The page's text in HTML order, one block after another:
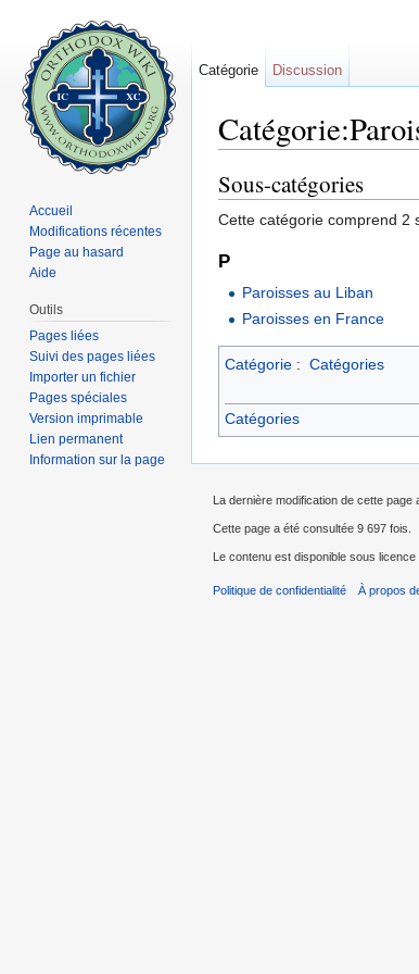
Sous-catégories
Cette catégorie comprend 2
P
Paroisses au Liban
Paroisses en France
Catégorie : Catégories
Catégories
Catégorie Discussion
Accueil
Modifications récentes
Page au hasard
Aide
Outils
Pages liées
Suivi des pages liées
Importer un fichier
Pages spéciales
Version imprimable
Lien permanent
Information sur la page
La dernière modification de cette page
Cette page a été consultée 9 697 fois.
Le contenu est disponible sous licence
Politique de confidentialité À propos